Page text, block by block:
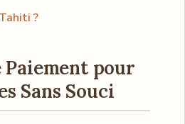
?
Paiement pour
Sans Souci